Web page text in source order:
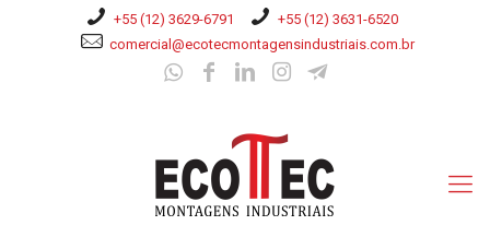
+55 (12) 3629-6791
+55 (12) 3631-6520
comercial@ecotecmontagensindustriais.com.br